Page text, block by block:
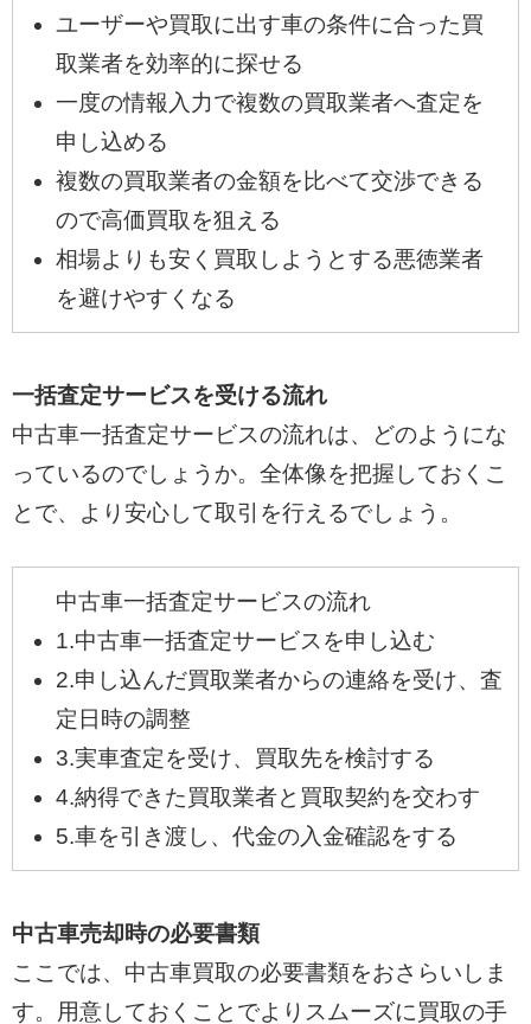
ユーザーや買取に出す車の条件に合った買
取業者を効率的に探せる
一度の情報入力で複数の買取業者へ査定を
申し込める
複数の買取業者の金額を比べて交渉できる
ので高価買取を狙える
相場よりも安く買取しようとする悪徳業者
を避けやすくなる
一括査定サービスを受ける流れ
中古車一括査定サービスの流れは、どのようにな
っているのでしょうか。全体像を把握しておくこ
とで、より安心して取引を行えるでしょう。
中古車一括査定サービスの流れ
1.中古車一括査定サービスを申し込む
2.申し込んだ買取業者からの連絡を受け、査
定日時の調整
3.実車査定を受け、買取先を検討する
4.納得できた買取業者と買取契約を交わす
5.車を引き渡し、代金の入金確認をする
中古車売却時の必要書類
ここでは、中古車買取の必要書類をおさらいしま
す。用意しておくことでよりスムーズに買取の手